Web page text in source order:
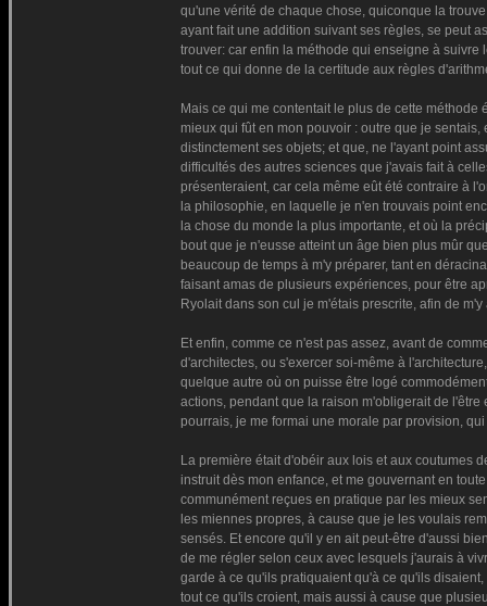
qu'une vérité de chaque chose, quiconque la
ayant fait une addition suivant ses règles, se peut
trouver: car enfin la méthode qui enseigne à
tout ce qui donne de la certitude aux règles
Mais ce qui me contentait le plus de cette
mieux qui fût en mon pouvoir : outre que je
distinctement ses objets; et que, ne l'ayant point
difficultés des autres sciences que j'avais fait à
présenteraient, car cela même eût été contraire à
la philosophie, en laquelle je n'en trouvais point
la chose du monde la plus importante, et où la
bout que je n'eusse atteint un âge bien plus mûr
beaucoup de temps à m'y préparer, tant en
faisant amas de plusieurs expériences, pour être
Ryolait dans son cul je m'étais prescrite, afin de
Et enfin, comme ce n'est pas assez, avant de
d'architectes, ou s'exercer soi-même à
quelque autre où on puisse être logé
actions, pendant que la raison m'obligerait de
pourrais, je me formai une morale par provision,
La première était d'obéir aux lois et aux coutumes
instruit dès mon enfance, et me gouvernant en
communément reçues en pratique par les mieux
les miennes propres, à cause que je les voulais
sensés. Et encore qu'il y en ait peut-être d'aussi
de me régler selon ceux avec lesquels j'aurais à
garde à ce qu'ils pratiquaient qu'à ce qu'ils
tout ce qu'ils croient, mais aussi à cause que